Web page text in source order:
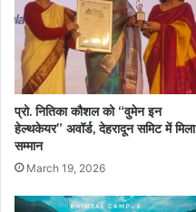
प्रो. नितिका कौशल को “वुमेन इन
हेल्थकेयर” अवॉर्ड, देहरादून समिट में मिला
सम्मान
March 19, 2026